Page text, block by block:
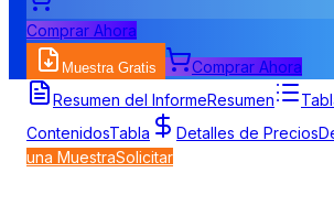
Comprar Ahora
Muestra Gratis
Comprar Ahora
Resumen del InformeResumen
ContenidosTabla Detalles de Precios
una MuestraSolicitar